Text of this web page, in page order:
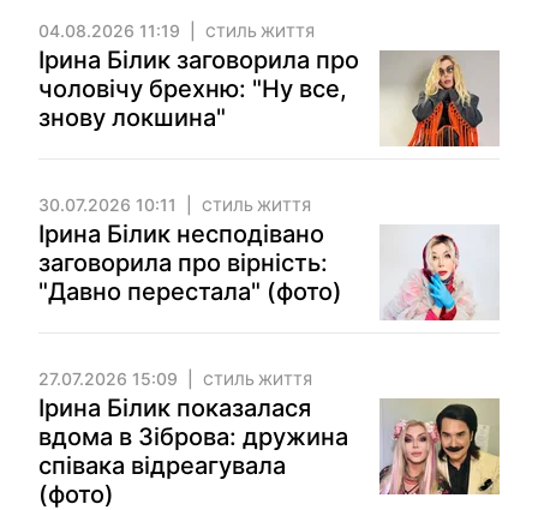
04.08.2026 11:19 СТИЛЬ ЖИТТЯ
Ірина Білик заговорила про
чоловічу брехню: "Ну все,
знову локшина"
30.07.2026 10:11 СТИЛЬ ЖИТТЯ
Ірина Білик несподівано
заговорила про вірність:
"Давно перестала" (фото)
27.07.2026 15:09 СТИЛЬ ЖИТТЯ
Ірина Білик показалася
вдома в Зіброва: дружина
співака відреагувала
(фото)